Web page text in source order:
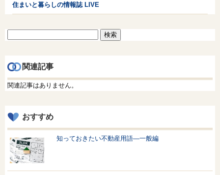
住まいと暮らしの情報誌 LIVE
索:
関連記事
関連記事はありません。
おすすめ
知っておきたい不動産用語—一般編